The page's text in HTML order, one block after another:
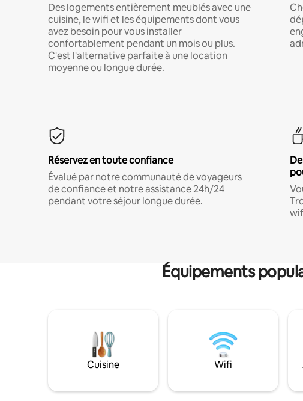
Des logements entièrement meublés avec une
cuisine, le wifi et les équipements dont vous
avez besoin pour vous installer
confortablement pendant un mois ou plus.
C'est l'alternative parfaite à une location
moyenne ou longue durée.
Réservez en toute confiance
Évalué par notre communauté de voyageurs
de confiance et notre assistance 24h/24
pendant votre séjour longue durée.
Équipements
Cuisine Wifi